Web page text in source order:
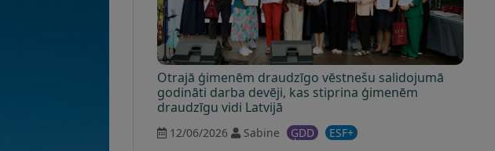
Otrajā ģimenēm draudzīgo vēstnešu salidojumā
godināti darba devēji, kas stiprina ģimenēm
draudzīgu vidi Latvijā
12/06/2026 Sabine ĢDD ESF+